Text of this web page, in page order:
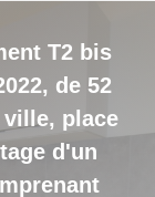
T2 bis
de 52
ville, place
d'un